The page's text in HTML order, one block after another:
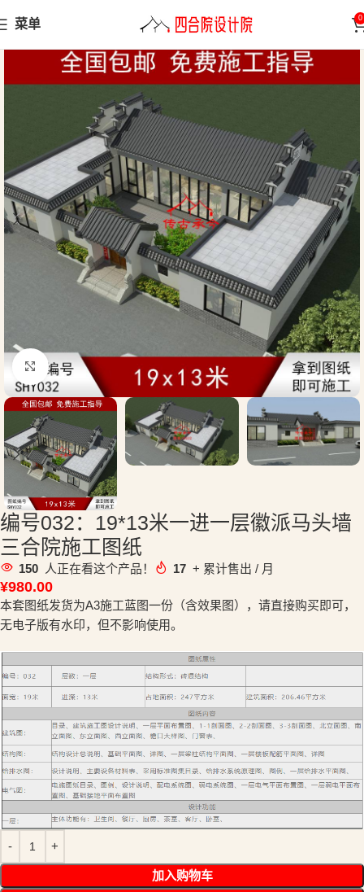
菜单 0
首页 三合院
点击放大
编号032：19*13米一进一层徽派马头墙
三合院施工图纸
150 人正在看这个产品！ 17 + 累计售出 / 月
¥980.00
本套图纸发货为A3施工蓝图一份（含效果图），请直接购买即可，
无电子版有水印，但不影响使用。
加入购物车